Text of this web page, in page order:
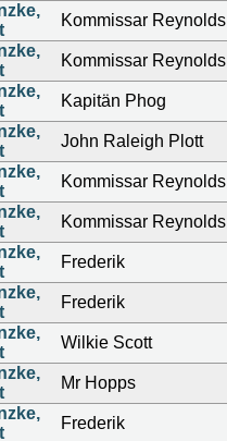
Kommissar Reynolds
Kommissar Reynolds
Kapitän Phog
John Raleigh Plott
Kommissar Reynolds
Kommissar Reynolds
Frederik
Frederik
Wilkie Scott
Mr Hopps
Frederik